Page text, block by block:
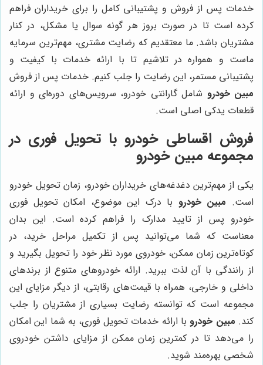
خدمات پس از فروش و پشتیبانی کامل را برای خریداران فراهم
کرده است تا در صورت بروز هر گونه سوال یا مشکل، در کنار
مشتریان باشد. ما معتقدیم که رضایت مشتری، مهم‌ترین سرمایه
ماست و همواره در تلاشیم تا با ارائه خدمات با کیفیت و
پشتیبانی مستمر، این رضایت را جلب کنیم. خدمات پس از فروش
مبین خودرو شامل گارانتی خودرو، سرویس‌های دوره‌ای و ارائه
قطعات یدکی اصلی است.
فروش اقساطی خودرو با تحویل فوری در
مجموعه مبین خودرو
یکی از مهم‌ترین دغدغه‌های خریداران خودرو، زمان تحویل خودرو
است. مبین خودرو با درک این موضوع، امکان تحویل فوری
خودرو پس از تایید مدارک را فراهم کرده است. این بدان
معناست که شما می‌توانید پس از تکمیل مراحل خرید، در
کوتاه‌ترین زمان ممکن، خودروی مورد نظر خود را تحویل بگیرید و
از رانندگی با آن لذت ببرید. ارائه خودروهای متنوع از برندهای
داخلی و خارجی، همراه با قیمت‌های رقابتی، از دیگر مزایای این
مجموعه است که توانسته رضایت بسیاری از مشتریان را جلب
کند. مبین خودرو با ارائه خدمات تحویل فوری، به شما این امکان
را می‌دهد تا در کمترین زمان ممکن از مزایای داشتن خودروی
شخصی بهره‌مند شوید.